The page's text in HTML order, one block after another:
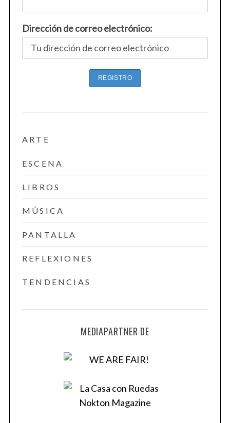
Dirección de correo electrónico:
ARTE
ESCENA
LIBROS
MÚSICA
PANTALLA
REFLEXIONES
TENDENCIAS
MEDIAPARTNER DE
S
e
r
: